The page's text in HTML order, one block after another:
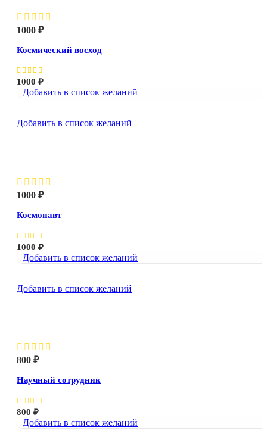
1000 ₽
Космический восход
1000 ₽
Добавить в список желаний
Добавить в список желаний
1000 ₽
Космонавт
1000 ₽
Добавить в список желаний
Добавить в список желаний
800 ₽
Научный сотрудник
800 ₽
Добавить в список желаний